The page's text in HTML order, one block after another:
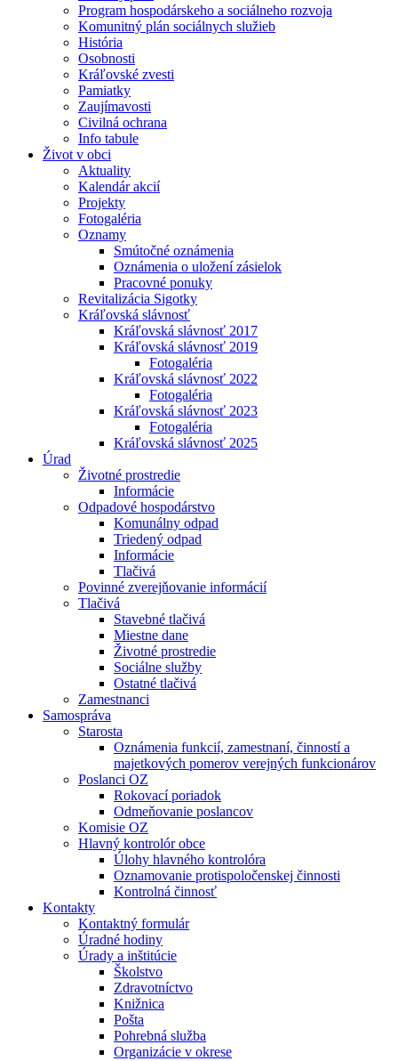
Program hospodárskeho a sociálneho rozvoja
Komunitný plán sociálnych služieb
História
Osobnosti
Kráľovské zvesti
Pamiatky
Zaujímavosti
Civilná ochrana
Info tabule
Život v obci
Aktuality
Kalendár akcií
Projekty
Fotogaléria
Oznamy
Smútočné oznámenia
Oznámenia o uložení zásielok
Pracovné ponuky
Revitalizácia Sigotky
Kráľovská slávnosť
Kráľovská slávnosť 2017
Kráľovská slávnosť 2019
Fotogaléria
Kráľovská slávnosť 2022
Fotogaléria
Kráľovská slávnosť 2023
Fotogaléria
Kráľovská slávnosť 2025
Úrad
Životné prostredie
Informácie
Odpadové hospodárstvo
Komunálny odpad
Triedený odpad
Informácie
Tlačivá
Povinné zverejňovanie informácií
Tlačivá
Stavebné tlačivá
Miestne dane
Životné prostredie
Sociálne služby
Ostatné tlačivá
Zamestnanci
Samospráva
Starosta
Oznámenia funkcií, zamestnaní, činností a
majetkových pomerov verejných funkcionárov
Poslanci OZ
Rokovací poriadok
Odmeňovanie poslancov
Komisie OZ
Hlavný kontrolór obce
Úlohy hlavného kontrolóra
Oznamovanie protispoločenskej činnosti
Kontrolná činnosť
Kontakty
Kontaktný formulár
Úradné hodiny
Úrady a inštitúcie
Školstvo
Zdravotníctvo
Knižnica
Pošta
Pohrebná služba
Organizácie v okrese